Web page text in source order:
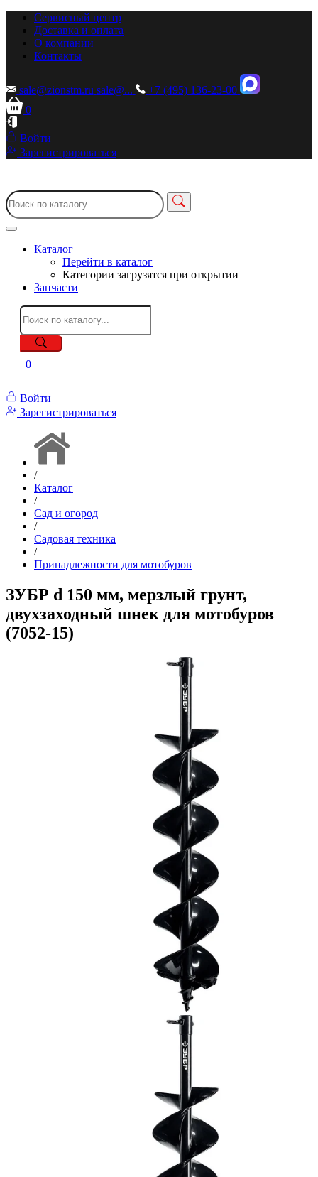
Сервисный центр
Доставка и оплата
О компании
Контакты
sale@zionstm.ru sale@...
+7 (495) 136-23-00
0
Войти
Зарегистрироваться
Каталог
Перейти в каталог
Категории загрузятся при открытии
Запчасти
0
Войти
Зарегистрироваться
/
Каталог
/
Сад и огород
/
Садовая техника
/
Принадлежности для мотобуров
ЗУБР d 150 мм, мерзлый грунт,
двухзаходный шнек для мотобуров
(7052-15)